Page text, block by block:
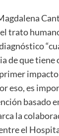
trato
de que tiene
eso, es
basado
la
el